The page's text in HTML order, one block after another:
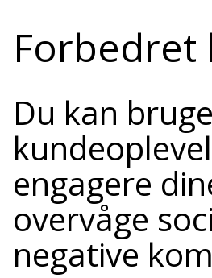
Forbedret
Du kan
engagere
overvåge
negative